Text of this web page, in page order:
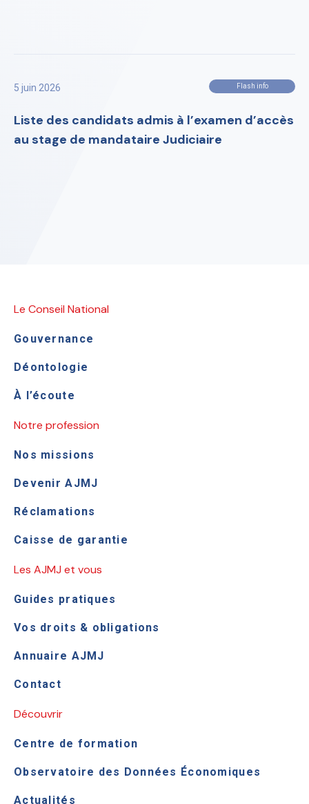
5 juin 2026 Flash info
Liste des candidats admis à l’examen d’accès
au stage de mandataire Judiciaire
Le Conseil National
Gouvernance
Déontologie
À l’écoute
Notre profession
Nos missions
Devenir AJMJ
Réclamations
Caisse de garantie
Les AJMJ et vous
Guides pratiques
Vos droits & obligations
Annuaire AJMJ
Contact
Découvrir
Centre de formation
Observatoire des Données Économiques
Actualités